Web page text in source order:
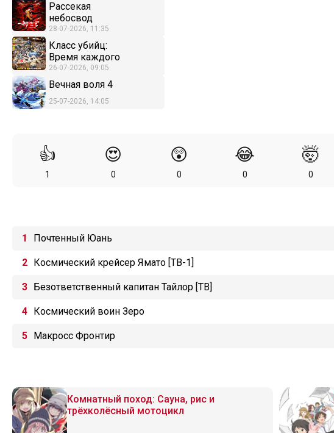
Рассекая
небосвод
28-07-2026, 11:35
Класс убийц:
Время каждого
26-07-2026, 09:05
Вечная воля 4
25-07-2026, 14:05
👍
1
😍
0
😲
0
😂
0
🤯
0
Почтенный Юань
Космический крейсер Ямато [ТВ-1]
Безответственный капитан Тайлор [ТВ]
Космический воин Зеро
Макросс Фронтир
Комнатный поход: Сауна, рис и
трёхколёсный мотоцикл